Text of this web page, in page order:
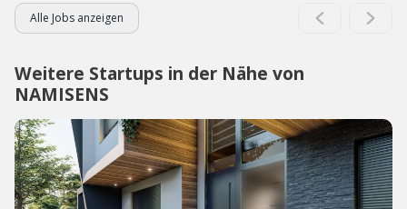
Alle Jobs anzeigen
Weitere Startups in der Nähe von
NAMISENS